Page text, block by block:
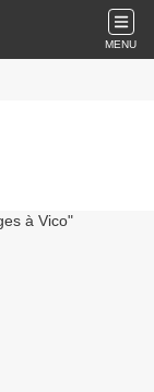
MENU